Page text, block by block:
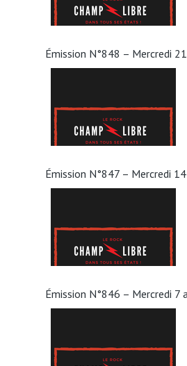
Émission N°848 – Mercredi
Émission N°847 – Mercredi
Émission N°846 – Mercredi 7